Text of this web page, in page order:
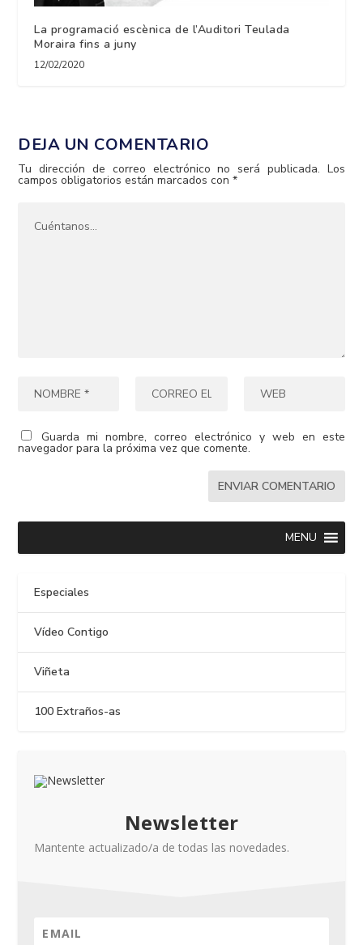
La programació escènica de l’Auditori Teulada
Moraira fins a juny
12/02/2020
DEJA UN COMENTARIO
Tu dirección de correo electrónico no será publicada. Los
campos obligatorios están marcados con*
Guarda mi nombre, correo electrónico y web en este
navegador para la próxima vez que comente.
MENU
Especiales
Vídeo Contigo
Viñeta
100 Extraños-as
Newsletter
Mantente actualizado/a de todas las novedades.